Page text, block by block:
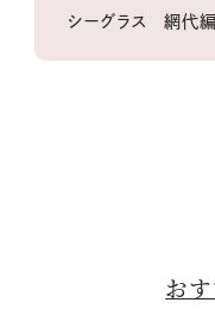
シーグラス 網代
お